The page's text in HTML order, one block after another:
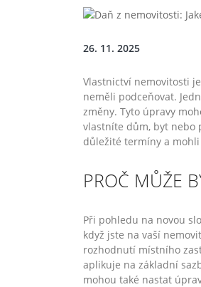
26. 11. 2025
Vlastnictví nemovitosti
neměli podceňovat.
změny. Tyto úpravy
vlastníte dům, byt nebo
důležité termíny a
PROČ MŮŽE
Při pohledu na novou
když jste na vaší
rozhodnutí místního
aplikuje na základní
mohou také nastat